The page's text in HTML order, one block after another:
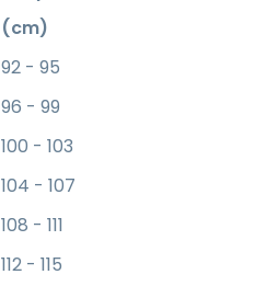
(cm)
92 - 95
96 - 99
100 - 103
104 - 107
108 - 111
112 - 115